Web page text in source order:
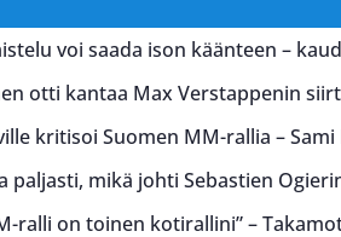
voi saada ison käänteen –
otti kantaa Max Verstappenin
kritisoi Suomen MM-rallia –
paljasti, mikä johti Sebastien
ralli on toinen kotirallini” –